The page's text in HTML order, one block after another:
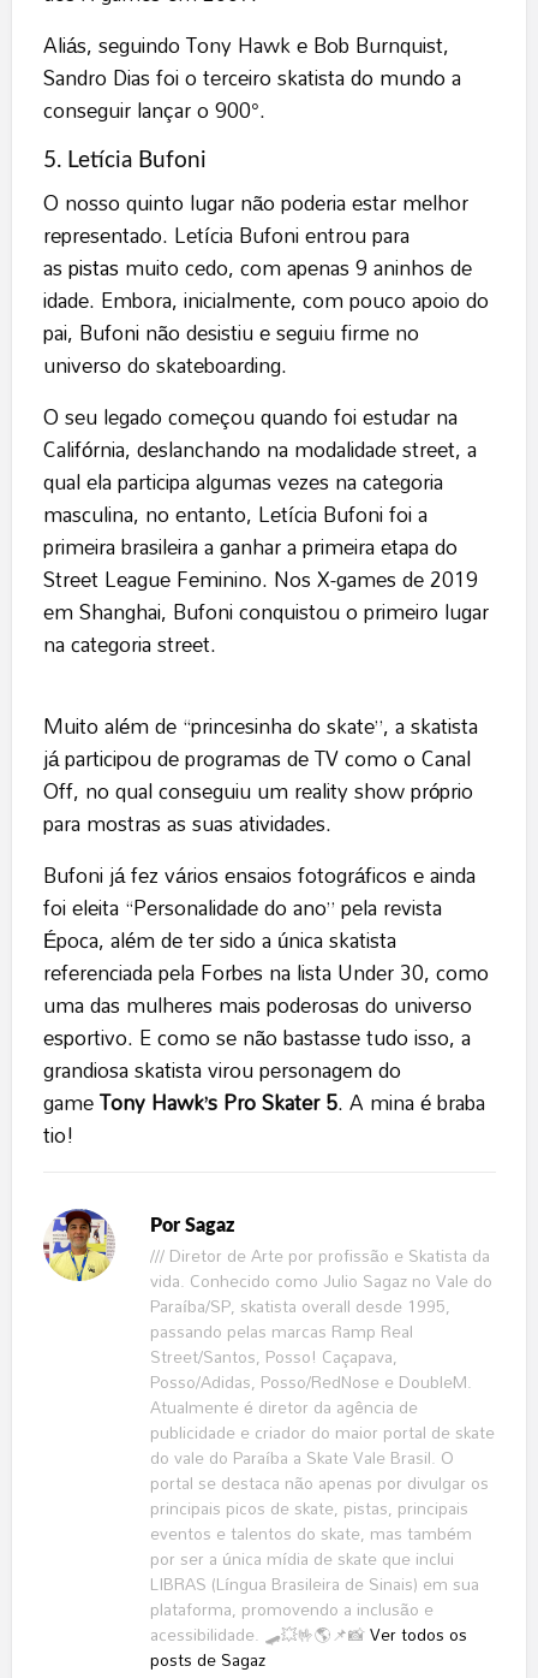
Aliás, seguindo Tony Hawk e Bob Burnquist,
Sandro Dias foi o terceiro skatista do mundo a
conseguir lançar o 900°.
5. Letícia Bufoni
O nosso quinto lugar não poderia estar melhor
representado. Letícia Bufoni entrou para
aspistas muito cedo, com apenas 9 aninhos de
idade. Embora, inicialmente, com pouco apoio do
pai, Bufoni não desistiu e seguiu firme no
universo do skateboarding.
O seu legado começou quando foi estudar na
Califórnia, deslanchando na modalidade street, a
qual ela participa algumas vezes na categoria
masculina, no entanto, Letícia Bufoni foi a
primeira brasileira a ganhar a primeira etapa do
Street League Feminino. Nos X-games de 2019
em Shanghai, Bufoni conquistou o primeiro lugar
na categoria street.
Muito além de “princesinha do skate”, a skatista
já participou de programas de TV como o Canal
Off, no qual conseguiu um reality show próprio
para mostras as suas atividades.
Bufoni já fez vários ensaios fotográficos e ainda
foi eleita “Personalidade do ano” pela revista
Época, além de ter sido a única skatista
referenciada pela Forbes na lista Under 30, como
uma das mulheres mais poderosas do universo
esportivo. E como se não bastasse tudo isso, a
grandiosa skatista virou personagem do
gameTony Hawk’s Pro Skater 5. A mina é braba
tio!
Por Sagaz
/// Diretor de Arte por profissão e Skatista da
vida. Conhecido como Julio Sagaz no Vale do
Paraíba/SP, skatista overall desde 1995,
passando pelas marcas Ramp Real
Street/Santos, Posso! Caçapava,
Posso/Adidas, Posso/RedNose e DoubleM.
Atualmente é diretor da agência de
publicidade e criador do maior portal de skate
do vale do Paraíba a Skate Vale Brasil. O
portal se destaca não apenas por divulgar os
principais picos de skate, pistas, principais
eventos e talentos do skate, mas também
por ser a única mídia de skate que inclui
LIBRAS (Língua Brasileira de Sinais) em sua
plataforma, promovendo a inclusão e
acessibilidade. 🛹💥🤟🌎📌📸Ver todos os
posts de Sagaz